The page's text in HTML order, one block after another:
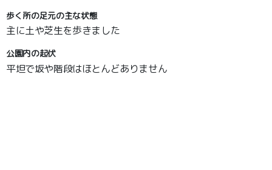
歩く所の足元の主な状態
主に土や芝生を歩きました
公園内の起伏
平坦で坂や階段はほとんどありません